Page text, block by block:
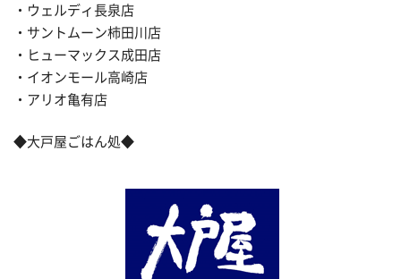
・ウェルディ長泉店
・サントムーン柿田川店
・ヒューマックス成田店
・イオンモール高崎店
・アリオ亀有店
◆大戸屋ごはん処◆